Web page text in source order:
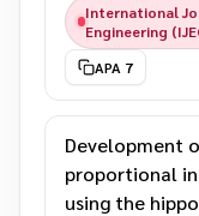
International
Engineering
APA 7
Development
proportional
using the